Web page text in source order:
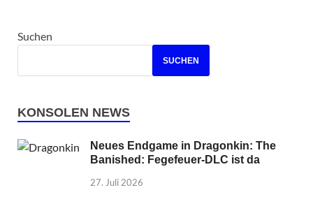
Suchen
SUCHEN
KONSOLEN NEWS
Neues Endgame in Dragonkin: The
Banished: Fegefeuer-DLC ist da
27. Juli 2026